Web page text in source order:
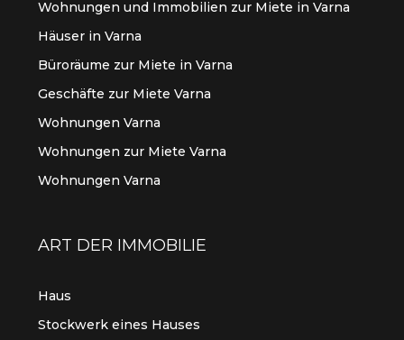
Wohnungen und Immobilien zur Miete in Varna
Häuser in Varna
Büroräume zur Miete in Varna
Geschäfte zur Miete Varna
Wohnungen Varna
Wohnungen zur Miete Varna
Wohnungen Varna
ART DER IMMOBILIE
Haus
Stockwerk eines Hauses